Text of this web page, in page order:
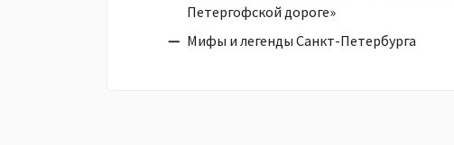
Петергофской дороге»
Мифы и легенды Санкт-Петербурга